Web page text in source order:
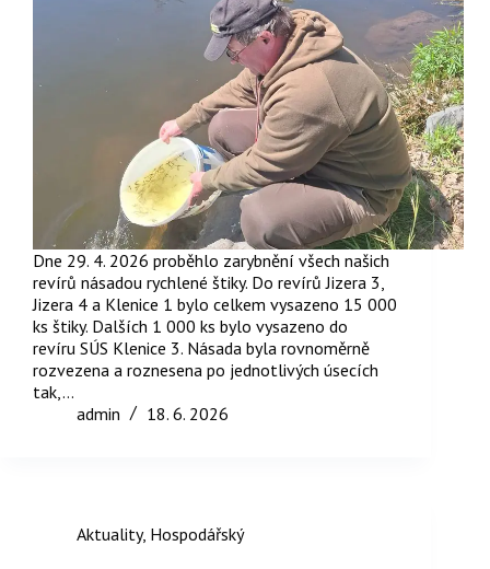
Dne 29. 4. 2026 proběhlo zarybnění všech našich
revírů násadou rychlené štiky. Do revírů Jizera 3,
Jizera 4 a Klenice 1 bylo celkem vysazeno 15 000
ks štiky. Dalších 1 000 ks bylo vysazeno do
revíru SÚS Klenice 3. Násada byla rovnoměrně
rozvezena a roznesena po jednotlivých úsecích
tak,…
admin
18. 6. 2026
Aktuality, Hospodářský